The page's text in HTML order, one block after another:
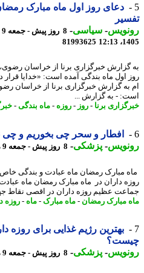
دعای روز اول ماه مبارک رمضان +
-سیاسی-
8 روز پیش - جمعه 9
81993625
خبرگزاری برنا از خراسان رضوی، در
اول ماه بندگی آمده است: «خدایا قرار ده
گزارش خبرگزاری برنا از خراسان رضوی،
- به گزارش ...
برنا-روز- روزه-ماه بندگی-
افطار و سحر چی بخوریم و چی
-پزشکی-8 روز پیش - جمعه 9 مرداد 1405، 11:28
مبارک رمضان ماه عبادت و بندگی خاص
داران در ماه مبارک رمضان ماه عبادت و
عظیم روزه داران در اقصی نقاط جهان
مبارک رمضان-ماه مبارک- ماه-روزه داران
بهترین رژیم غذایی برای روزه
-پزشکی-8 روز پیش - جمعه 9 مرداد 1405، 06:48